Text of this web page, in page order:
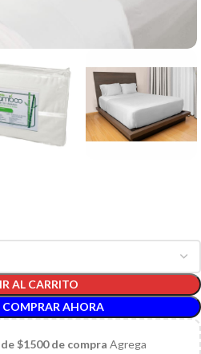
AL CARRITO
COMPRAR AHORA
$1500 de compra Agrega